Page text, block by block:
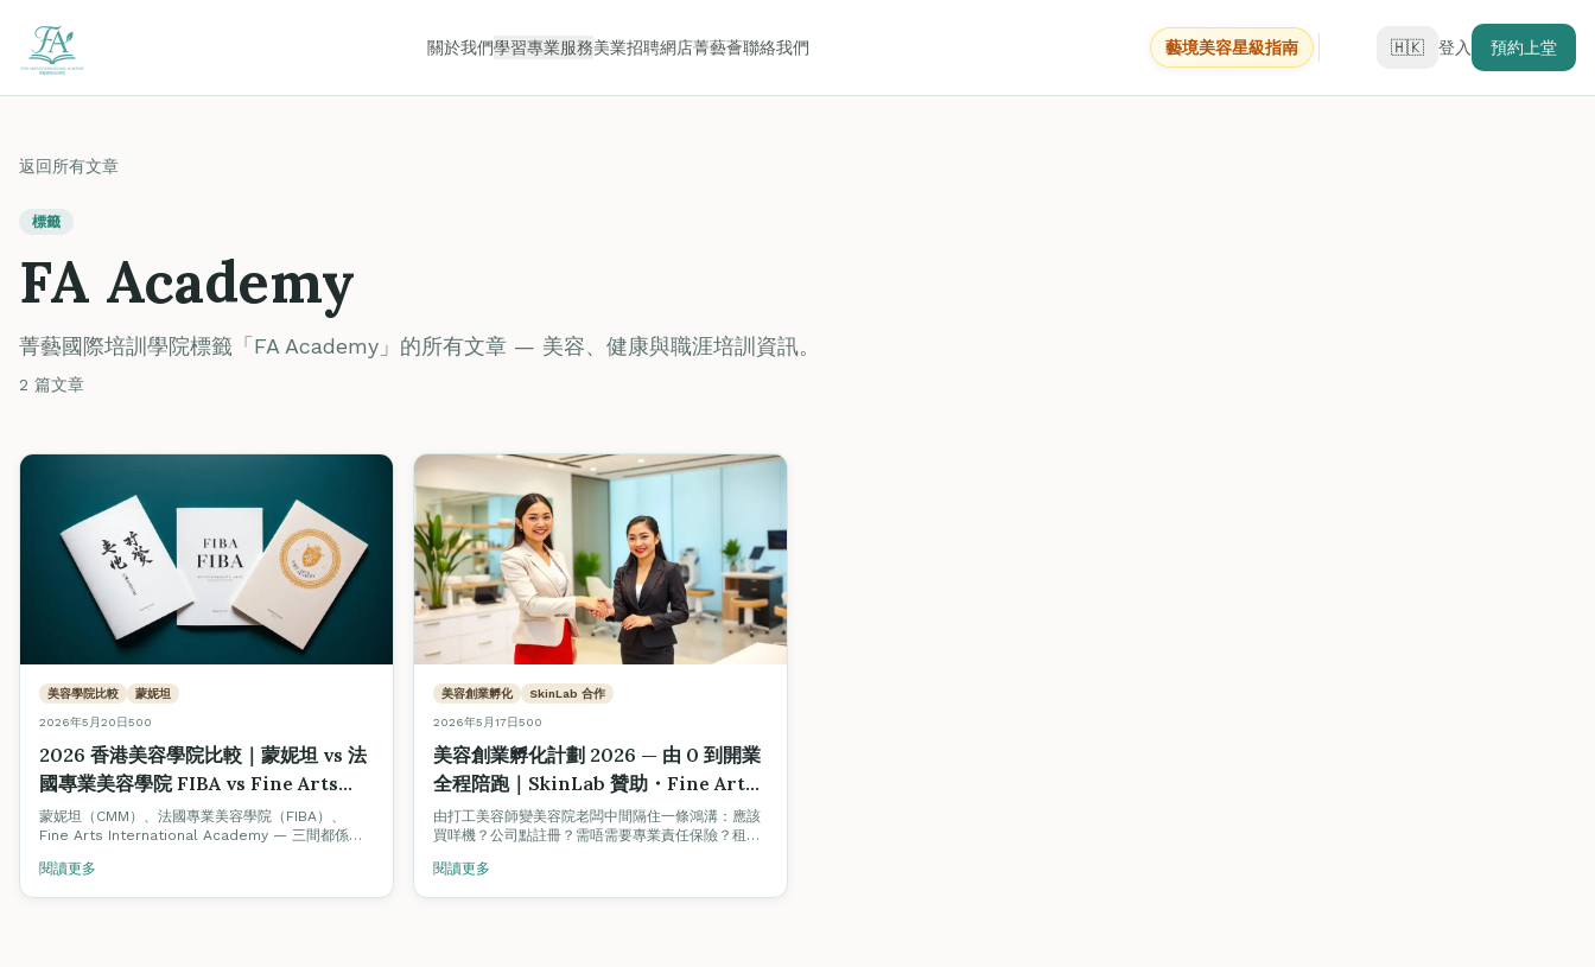
關於我們學習專業服務美業招聘網店菁藝薈聯絡我們 藝境美容星級指南 🇭🇰 登入 預約上堂
返回所有文章
標籤
FA Academy
菁藝國際培訓學院標籤「FA Academy」的所有文章 — 美容、健康與職涯培訓資訊。
2 篇文章
美容學院比較 蒙妮坦
2026年5月20日500
2026 香港美容學院比較｜蒙妮坦 vs 法
國專業美容學院 FIBA vs Fine Arts
Academy：認證、課程、就業、創業生
態全方位對照
蒙妮坦（CMM）、法國專業美容學院（FIBA）、
Fine Arts International Academy — 三間都係香
大不同。本文中立比較三者嘅認證體系、課程深度、
閱讀更多
美容創業孵化 SkinLab 合作
2026年5月17日500
美容創業孵化計劃 2026 — 由 0 到開業
全程陪跑｜SkinLab 贊助・Fine Arts
Academy 認可
由打工美容師變美容院老闆中間隔住一條鴻溝：應該
買咩機？公司點註冊？需唔需要專業責任保險？租邊
SkinLab 贊助器材優惠，Fine Arts Academy 導師
閱讀更多